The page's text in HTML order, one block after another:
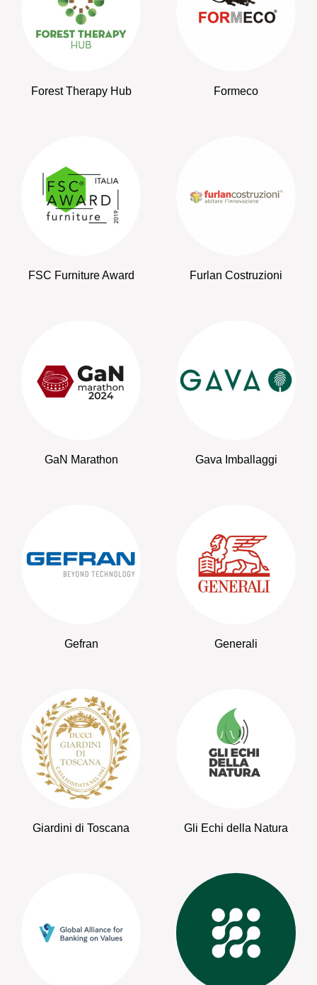
Forest Therapy Hub Formeco
FSC Furniture Award Furlan Costruzioni
GaN Marathon Gava Imballaggi
Gefran Generali
Giardini di Toscana Gli Echi della Natura